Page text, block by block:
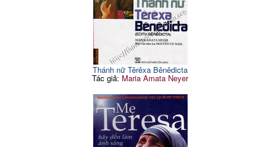
Thánh nữ Têrêxa Bênêdicta
Tác giả: Maria Amata Neyer